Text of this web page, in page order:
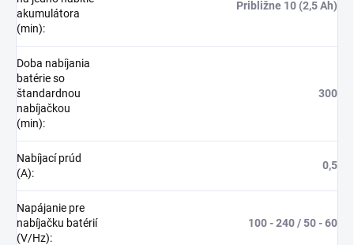
akumulátora
(min):
Približne 10 (2,5 Ah)
Doba nabíjania
batérie so
štandardnou
nabíjačkou
(min):
300
Nabíjací prúd
(A):
0,5
Napájanie pre
nabíjačku batérií
(V/Hz):
100 - 240 / 50 - 60